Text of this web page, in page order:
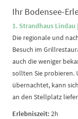
Ihr Bodensee-
1. Strandhaus Lindau
Die regionale und
Besuch im
auch die weniger
sollten Sie probieren.
übernachtet, kann
an den Stellplatz
Erlebniszeit: 2h